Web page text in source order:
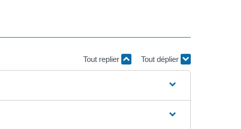
Tout replier Tout déplier